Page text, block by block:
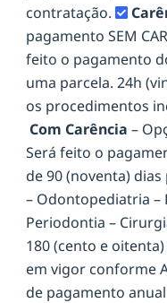
contratação.
pagamento SEM
feito o pagamento
uma parcela. 24h
os procedimentos
Com Carência –
Será feito o
de 90 (noventa)
– Odontopediatria –
Periodontia –
180 (cento e
em vigor conforme
de pagamento